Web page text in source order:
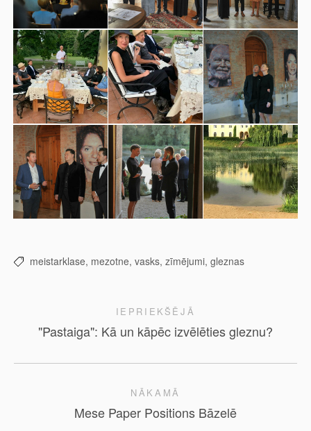
meistarklase, mezotne, vasks, zīmējumi, gleznas
IEPRIEKŠĒJĀ
"Pastaiga": Kā un kāpēc izvēlēties gleznu?
NĀKAMĀ
Mese Paper Positions Bāzelē